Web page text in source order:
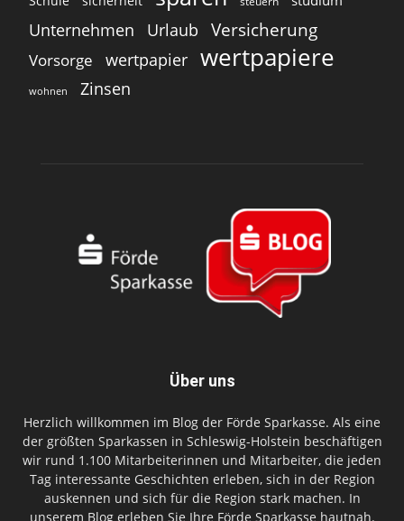
Unternehmen Urlaub Versicherung
Vorsorge wertpapier wertpapiere
wohnen Zinsen
Über uns
Herzlich willkommen im Blog der Förde Sparkasse. Als eine
der größten Sparkassen in Schleswig-Holstein beschäftigen
wir rund 1.100 Mitarbeiterinnen und Mitarbeiter, die jeden
Tag interessante Geschichten erleben, sich in der Region
auskennen und sich für die Region stark machen. In
unserem Blog erleben Sie Ihre Förde Sparkasse hautnah.